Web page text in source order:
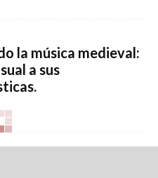
la música medieval:
a sus